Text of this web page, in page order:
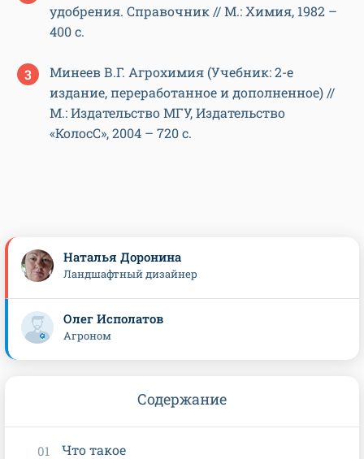
удобрения. Справочник // М.: Химия, 1982 –
400 с.
Минеев В.Г. Агрохимия (Учебник: 2-е
издание, переработанное и дополненное) //
М.: Издательство МГУ, Издательство
«КолосС», 2004 – 720 с.
Наталья Доронина
Ландшафтный дизайнер
Олег Исполатов
Агроном
Содержание
Что такое